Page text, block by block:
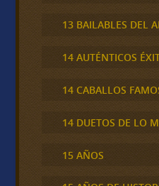
13 BAILABLES DEL
14 AUTÉNTICOS
14 CABALLOS
14 DUETOS DE LO
15 AÑOS